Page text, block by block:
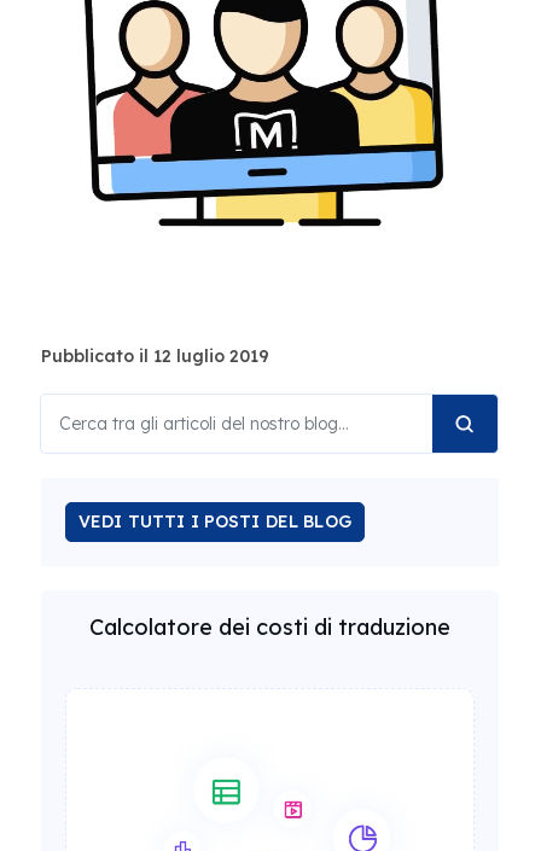
Pubblicato il 12 luglio 2019
VEDI TUTTI I POSTI DEL BLOG
Calcolatore dei costi di traduzione